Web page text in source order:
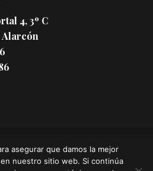
4, 3º C
Alarcón
expertos en documentaciones
asegurar que damos la mejor
nuestro sitio web. Si continúa